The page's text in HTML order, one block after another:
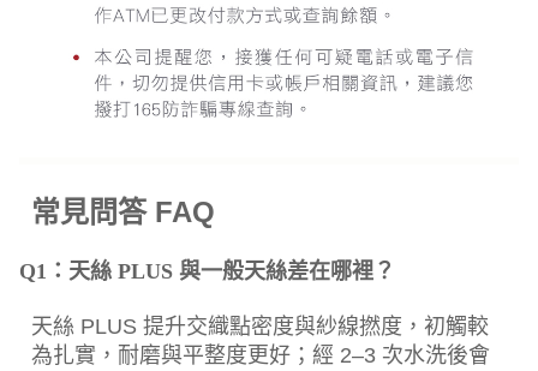
常見問答 FAQ
Q1：天絲 PLUS 與一般天絲差在哪裡？
天絲 PLUS 提升交織點密度與紗線撚度，初觸較
為扎實，耐磨與平整度更好；經 2–3 次水洗後會